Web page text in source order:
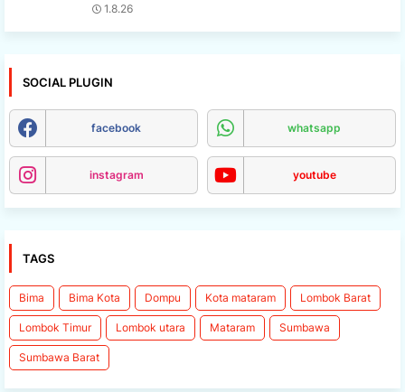
1.8.26
SOCIAL PLUGIN
facebook whatsapp
instagram youtube
TAGS
Bima Bima Kota Dompu Kota mataram Lombok Barat
Lombok Timur Lombok utara Mataram Sumbawa
Sumbawa Barat